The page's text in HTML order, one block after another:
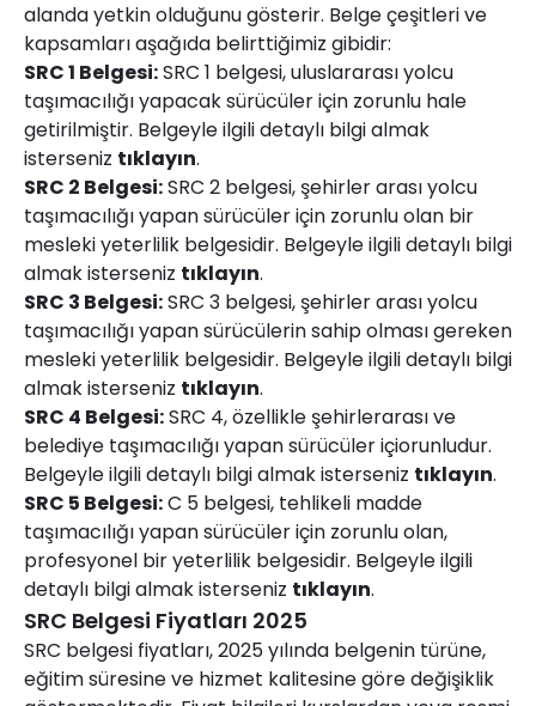
alanda yetkin olduğunu gösterir. Belge çeşitleri ve
kapsamları aşağıda belirttiğimiz gibidir:
SRC 1 Belgesi:SRC 1 belgesi, uluslararası yolcu
taşımacılığı yapacak sürücüler için zorunlu hale
getirilmiştir. Belgeyle ilgili detaylı bilgi almak
isterseniz tıklayın.
SRC 2 Belgesi:SRC 2 belgesi, şehirler arası yolcu
taşımacılığı yapan sürücüler için zorunlu olan bir
mesleki yeterlilik belgesidir. Belgeyle ilgili detaylı bilgi
almak isterseniz tıklayın.
SRC 3 Belgesi:SRC 3 belgesi, şehirler arası yolcu
taşımacılığı yapan sürücülerin sahip olması gereken
mesleki yeterlilik belgesidir. Belgeyle ilgili detaylı bilgi
almak isterseniz tıklayın.
SRC 4 Belgesi:SRC 4, özellikle şehirlerarası ve
belediye taşımacılığı yapan sürücüler içiorunludur.
Belgeyle ilgili detaylı bilgi almak isterseniz tıklayın.
SRC 5 Belgesi:C 5 belgesi, tehlikeli madde
taşımacılığı yapan sürücüler için zorunlu olan,
profesyonel bir yeterlilik belgesidir. Belgeyle ilgili
detaylı bilgi almak isterseniz tıklayın.
SRC Belgesi Fiyatları 2025
SRC belgesi fiyatları, 2025 yılında belgenin türüne,
eğitim süresine ve hizmet kalitesine göre değişiklik